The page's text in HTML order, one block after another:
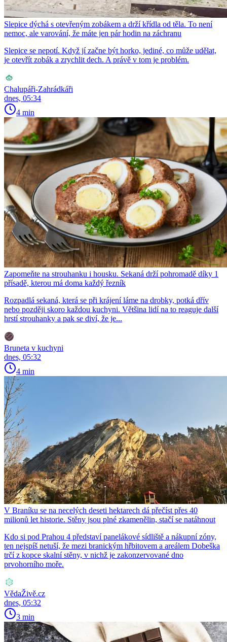
Slepice dýchá s otevřeným zobákem a drží křídla od těla. To není
nemoc, ale varování, že máte jen pár hodin na záchranu
Slepice se nepotí. Když jí začne být horko, jediné, co může udělat,
je otevřít zobák a zrychlit dech. A právě v tom je problém.
Chalupáři-Zahrádkáři
dnes, 05:34
4 min
Zapomeňte na strouhanku i housku. Sekaná drží pohromadě díky 1
přísadě, kterou má doma každý řezník
Rozpadlá sekaná, která se při krájení láme na drobky, potká dřív
nebo později skoro každou kuchyni. Většina lidí na to reaguje další
hrstí strouhanky a pak se diví, že je...
Bruneta v kuchyni
dnes, 05:32
4 min
V Braníku se na necelých deseti hektarech dá přečíst přes 40
milionů let historie. Stěny jsou plné zkamenělin, stačí se natáhnout
Kdo si pod Prahou 4 představí panelákové sídliště a nákupní zóny,
ten nejspíš netuší, že mezi branickým hřbitovem a areálem Dobeška
trčí z kopce skalní stěny, v nichž je zakonzervované dno
prvohorního moře.
VědaŽivě.cz
dnes, 05:32
3 min